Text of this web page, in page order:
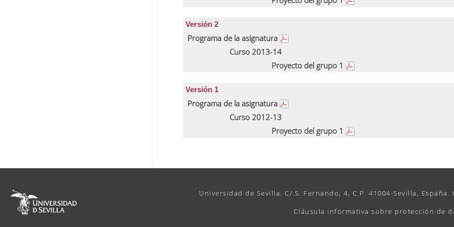
Versión 2
Programa de la asignatura
Curso 2013-14
Proyecto del grupo 1
Versión 1
Programa de la asignatura
Curso 2012-13
Proyecto del grupo 1
Universidad de Sevilla. C/ S. Fernando, 4, C.P. 41004-Sevilla, España.
Cláusula informativa sobre protección de